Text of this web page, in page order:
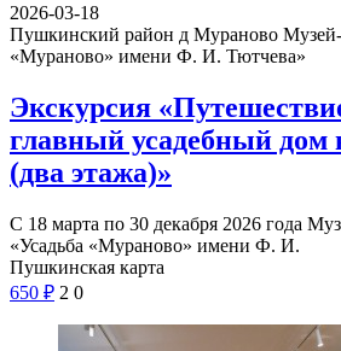
2026-03-18
Пушкинский район д Мураново
«Мураново» имени Ф. И. Тютчева»
Экскурсия
главный усадебный дом
(два этажа)»
С 18 марта по 30 декабря 2026 года
«Усадьба «Мураново» имени Ф. И.
Пушкинская карта
650 ₽ 2 0